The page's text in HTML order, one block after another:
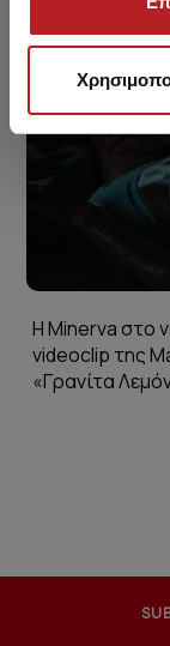
Η Minerva στο
videoclip της
«Γρανίτα